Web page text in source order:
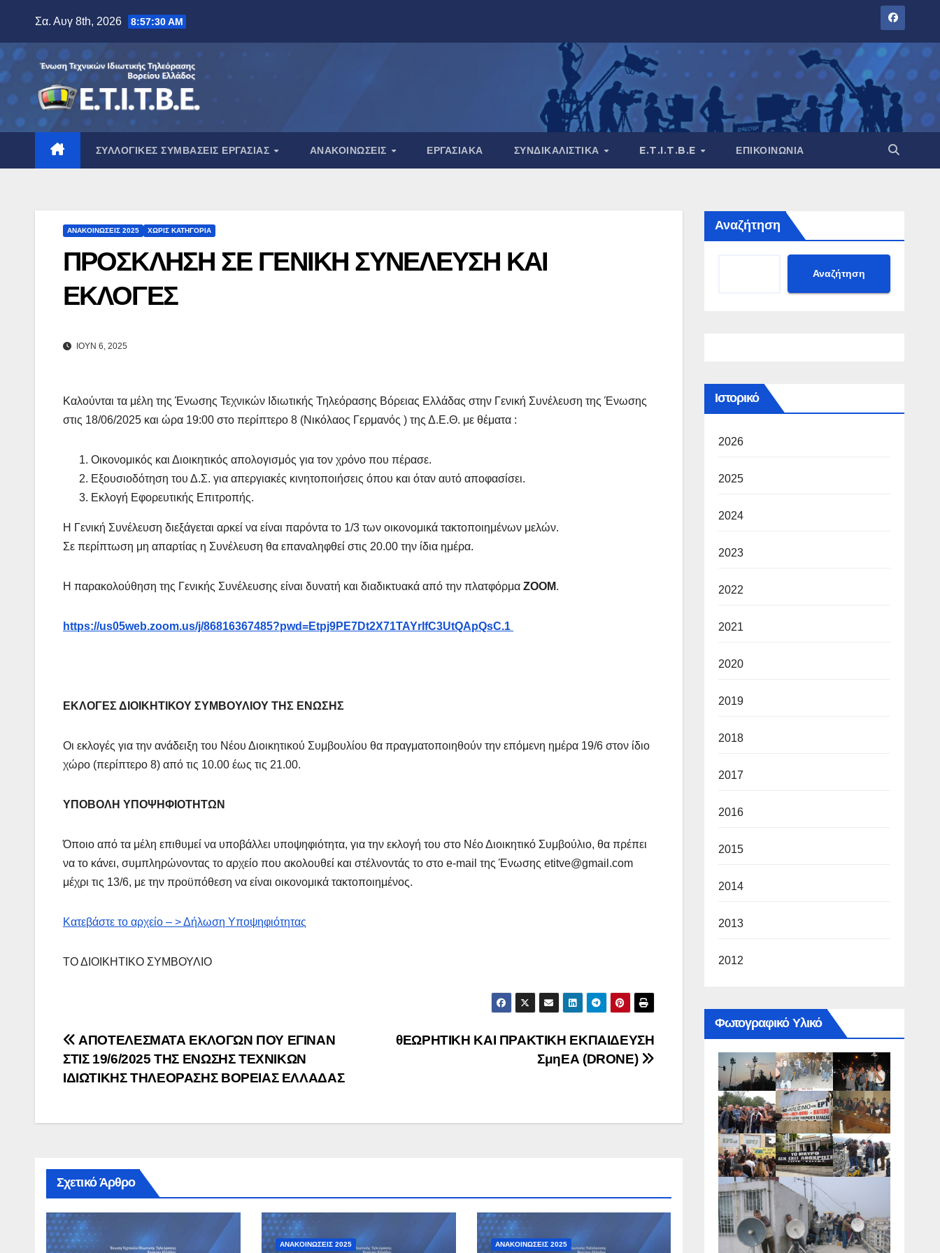
περιεχόμενο
Σα. Αυγ 8th, 2026 8:57:31 AM
ΣΥΛΛΟΓΙΚΈΣ ΣΥΜΒΆΣΕΙΣ ΕΡΓΑΣΊΑΣ ΑΝΑΚΟΙΝΏΣΕΙΣ ΕΡΓΑΣΙΑΚΆ ΣΥΝΔΙΚΑΛΙΣΤΙΚΆ E.T.I.T.B.E ΕΠΙΚΟΙΝΩΝΊΑ
ΑΝΑΚΟΙΝΏΣΕΙΣ 2025 ΧΩΡΊΣ ΚΑΤΗΓΟΡΊΑ
ΠΡΟΣΚΛΗΣΗ ΣΕ ΓΕΝΙΚΗ ΣΥΝΕΛΕΥΣΗ ΚΑΙ
ΕΚΛΟΓΕΣ
ΙΟΎΝ 6, 2025
Καλούνται τα μέλη της Ένωσης Τεχνικών Ιδιωτικής Τηλεόρασης Βόρειας Ελλάδας στην Γενική Συνέλευση της Ένωσης
στις 18/06/2025 και ώρα 19:00 στο περίπτερο 8 (Νικόλαος Γερμανός ) της Δ.Ε.Θ. με θέματα :
Οικονομικός και Διοικητικός απολογισμός για τον χρόνο που πέρασε.
Εξουσιοδότηση του Δ.Σ. για απεργιακές κινητοποιήσεις όπου και όταν αυτό αποφασίσει.
Εκλογή Εφορευτικής Επιτροπής.
Η Γενική Συνέλευση διεξάγεται αρκεί να είναι παρόντα το 1/3 των οικονομικά τακτοποιημένων μελών.
Σε περίπτωση μη απαρτίας η Συνέλευση θα επαναληφθεί στις 20.00 την ίδια ημέρα.
Η παρακολούθηση της Γενικής Συνέλευσης είναι δυνατή και διαδικτυακά από την πλατφόρμα ZOOM.
https://us05web.zoom.us/j/86816367485?pwd=Etpj9PE7Dt2X71TAYrIfC3UtQApQsC.1
ΕΚΛΟΓΕΣ ΔΙΟΙΚΗΤΙΚΟΥ ΣΥΜΒΟΥΛΙΟΥ ΤΗΣ ΕΝΩΣΗΣ
Οι εκλογές για την ανάδειξη του Νέου Διοικητικού Συμβουλίου θα πραγματοποιηθούν την επόμενη ημέρα 19/6 στον ίδιο
χώρο (περίπτερο 8) από τις 10.00 έως τις 21.00.
ΥΠΟΒΟΛΗ ΥΠΟΨΗΦΙΟΤΗΤΩΝ
Όποιο από τα μέλη επιθυμεί να υποβάλλει υποψηφιότητα, για την εκλογή του στο Νέο Διοικητικό Συμβούλιο, θα πρέπει
να το κάνει, συμπληρώνοντας το αρχείο που ακολουθεί και στέλνοντάς το στο e-mail της Ένωσης etitve@gmail.com
μέχρι τις 13/6, με την προϋπόθεση να είναι οικονομικά τακτοποιημένος.
Κατεβάστε το αρχείο – > Δήλωση Υποψηφιότητας
ΤΟ ΔΙΟΙΚΗΤΙΚΟ ΣΥΜΒΟΥΛΙΟ
Πλοήγηση
άρθρων
θΕΩΡΗΤΙΚΗ ΚΑΙ ΠΡΑΚΤΙΚΗ ΕΚΠΑΙΔΕΥΣΗ
ΣμηΕΑ (DRONE)
ΑΠΟΤΕΛΕΣΜΑΤΑ ΕΚΛΟΓΩΝ ΠΟΥ ΕΓΙΝΑΝ
ΣΤΙΣ 19/6/2025 ΤΗΣ ΕΝΩΣΗΣ ΤΕΧΝΙΚΩΝ
ΙΔΙΩΤΙΚΗΣ ΤΗΛΕΟΡΑΣΗΣ ΒΟΡΕΙΑΣ ΕΛΛΑΔΑΣ
Σχετικό Άρθρο
ΑΝΑΚΟΙΝΏΣΕΙΣ 2025 ΑΝΑΚΟΙΝΏΣΕΙΣ 2025
Αναζήτηση
Αναζήτηση
Ιστορικό
2026
2025
2024
2023
2022
2021
2020
2019
2018
2017
2016
2015
2014
2013
2012
Φωτογραφικό Υλικό